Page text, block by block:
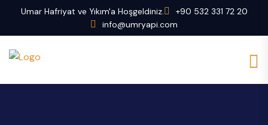
Umar Hafriyat ve Yıkım'a Hoşgeldiniz.
+90 532 331 72 20
info@umryapi.com